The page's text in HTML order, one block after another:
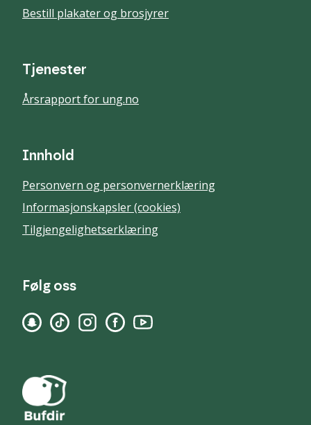
Bestill plakater og brosjyrer
Tjenester
Årsrapport for ung.no
Innhold
Personvern og personvernerklæring
Informasjonskapsler (cookies)
Tilgjengelighetserklæring
Følg oss